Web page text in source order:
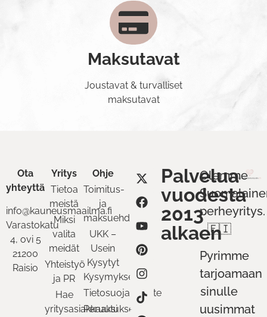
Maksutavat
Joustavat & turvalliset
maksutavat
Ota
yhteyttä
info@kauneusmaailma.fi
Varastokatu
4, ovi 5
21200
Raisio
Yritys
Tietoa
meistä
Miksi
valita
meidät
Yhteistyö
ja PR
Hae
yritysasiakkaaksi
Ohje
Toimitus-
ja
maksuehdot
UKK –
Usein
Kysytyt
Kysymykset
Tietosuojaseloste
Peruutukset
Palvelua
vuodesta
2013
alkaen
Olemme
perheyritys.
🇫🇮
Pyrimme
tarjoamaan
sinulle
uusimmat